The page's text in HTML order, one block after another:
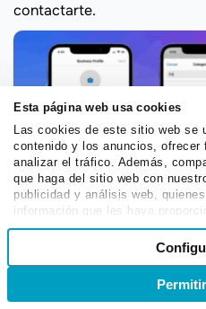
Esta página web usa cookies
Las cookies de este sitio web se
contenido y los anuncios,
analizar el tráfico. Además,
que haga del sitio web con
publicidad y análisis web,
información que les haya
partir del uso que haya hecho de
Selección
consentimiento
Preferencias
contactarte.
Proceso de llenado de